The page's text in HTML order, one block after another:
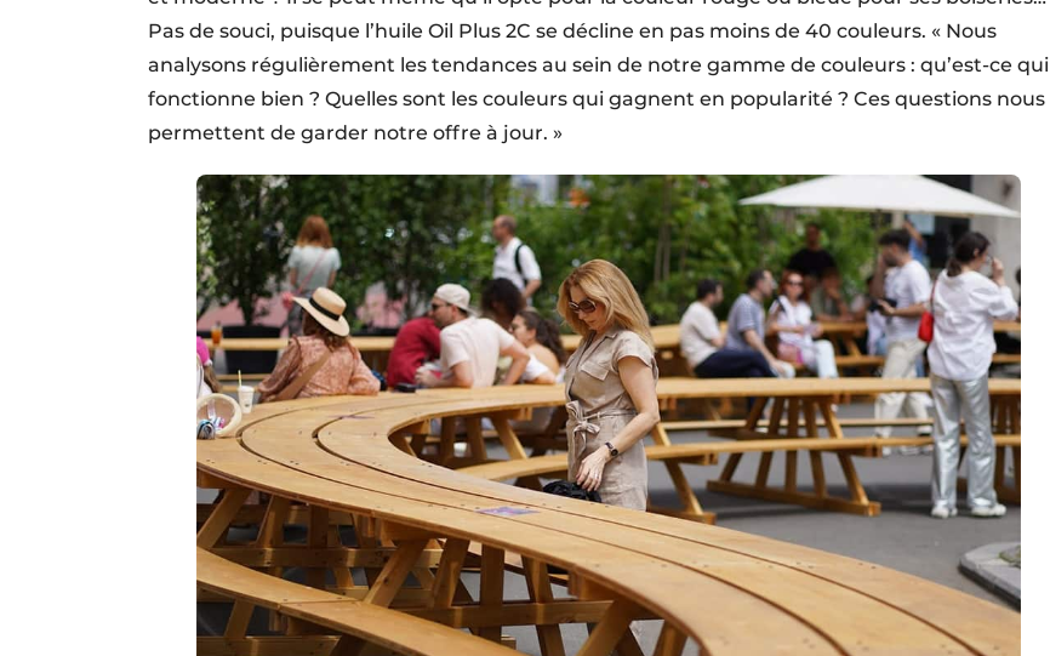
Pas de souci, puisque l’huile Oil Plus 2C se décline en pas moins de 40 couleurs. « Nous
analysons régulièrement les tendances au sein de notre gamme de couleurs : qu’est-ce qui
fonctionne bien ? Quelles sont les couleurs qui gagnent en popularité ? Ces questions nous
permettent de garder notre offre à jour. »